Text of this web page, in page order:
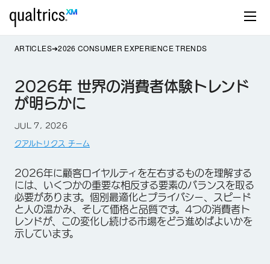
ARTICLES 2026 CONSUMER EXPERIENCE TRENDS
2026年 世界の消費者体験トレンド
が明らかに
JUL 7, 2026
クアルトリクス チーム
2026年に顧客ロイヤルティを左右するものを理解する
には、いくつかの重要な相反する要素のバランスを取る
必要があります。個別最適化とプライバシー、スピード
と人の温かみ、そして価格と品質です。4つの消費者ト
レンドが、この変化し続ける市場をどう進めばよいかを
示しています。